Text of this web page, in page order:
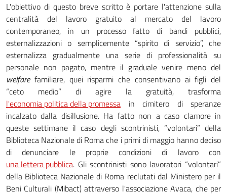
L'obiettivo di questo breve scritto è portare l'attenzione sulla
centralità del lavoro gratuito al mercato del lavoro
contemporaneo, in un processo fatto di bandi pubblici,
esternalizzazioni o semplicemente “spirito di servizio”, che
esternalizza gradualmente una serie di professionalità su
personale non pagato, mentre il graduale venire meno del
welfarefamiliare, quei risparmi che consentivano ai figli del
“ceto medio” di agire la gratuità, trasforma
l'economia politica della promessa in cimitero di speranze
incalzato dalla disillusione. Ha fatto non a caso clamore in
queste settimane il caso degli scontrinisti, “volontari” della
Biblioteca Nazionale di Roma che i primi di maggio hanno deciso
di denunciare le proprie condizioni di lavoro con
una lettera pubblica. Gli scontrinisti sono lavoratori “volontari”
della Biblioteca Nazionale di Roma reclutati dal Ministero per il
Beni Culturali (Mibact) attraverso l'associazione Avaca, che per